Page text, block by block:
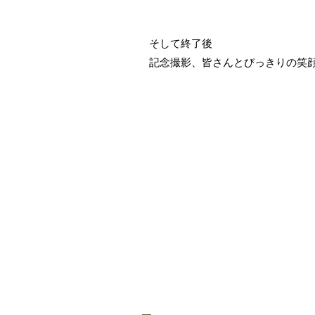
そして終了後
記念撮影、皆さんとびっきりの笑